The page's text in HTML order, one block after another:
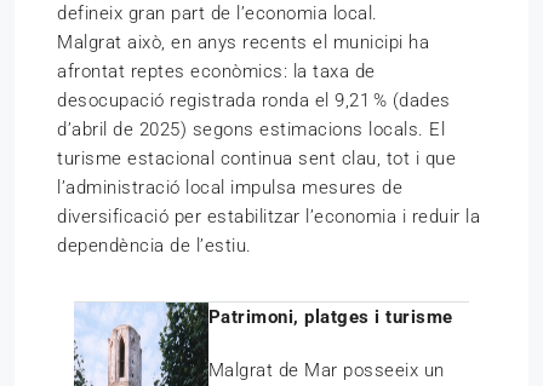
defineix gran part de l’economia local.
Malgrat això, en anys recents el municipi ha
afrontat reptes econòmics: la taxa de
desocupació registrada ronda el 9,21 % (dades
d’abril de 2025) segons estimacions locals. El
turisme estacional continua sent clau, tot i que
l’administració local impulsa mesures de
diversificació per estabilitzar l’economia i reduir la
dependència de l’estiu.
Patrimoni, platges i turisme
Malgrat de Mar posseeix un